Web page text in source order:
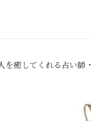
を癒してくれる占い師